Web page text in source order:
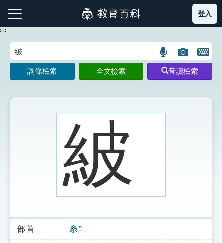
到
主
:::
注音索引圖示 筆畫索引圖示 部首索引表圖示
索引選單
登入
:::
語
言
搜
示
圖
片
搜
開
鍵
圖
詞條檢索 全文檢索 音讀檢索
紴
部首 糸 ㄇㄧˋ